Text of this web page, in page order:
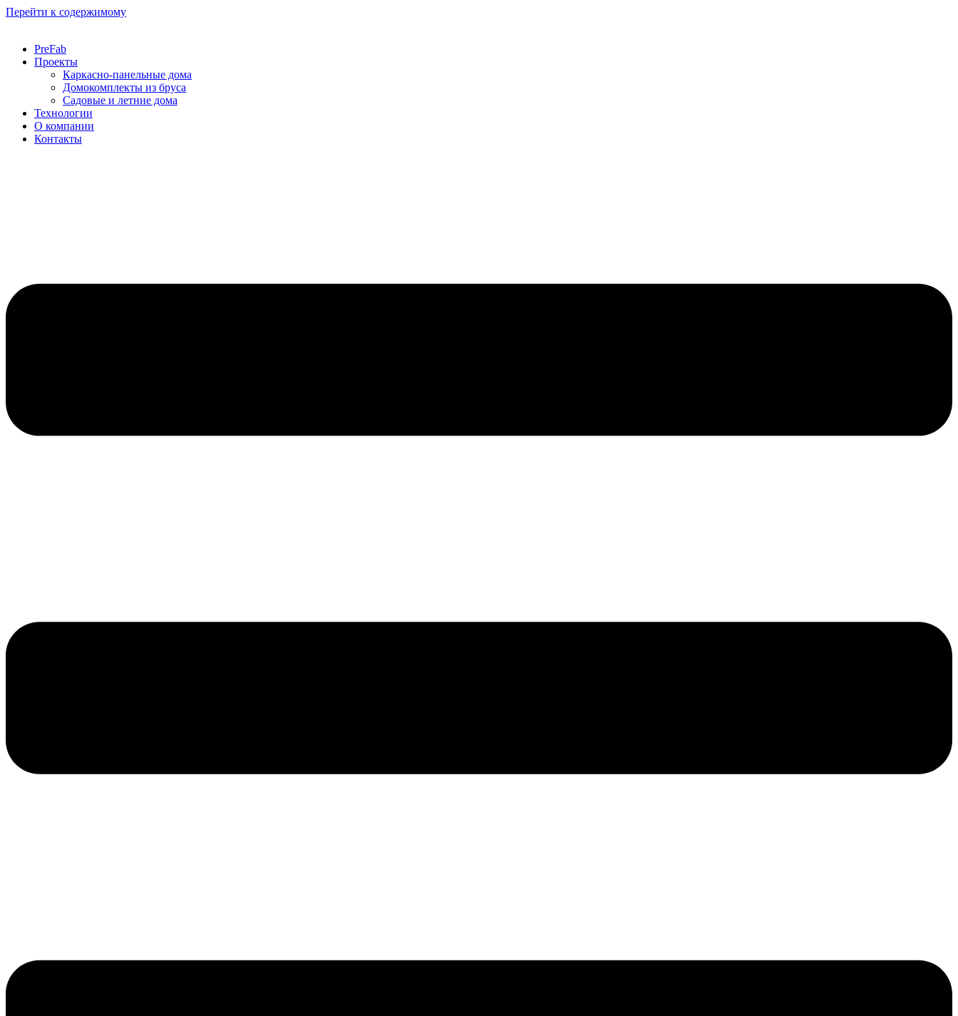
Перейти к содержимому
PreFab
Проекты
Каркасно-панельные дома
Домокомплекты из бруса
Садовые и летние дома
Технологии
О компании
Контакты